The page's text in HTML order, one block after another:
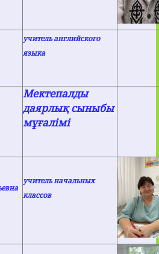
учитель английского
языка
Мектепалды
даярлық сыныбы
мұғалімі
учитель начальных
классов